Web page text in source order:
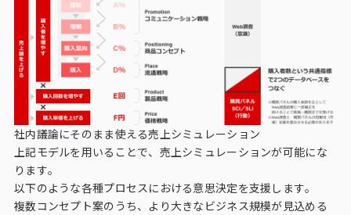
社内議論にそのまま使える売上シミュレーション
上記モデルを用いることで、売上シミュレーションが可能にな
ります。
以下のような各種プロセスにおける意思決定を支援します。
複数コンセプト案のうち、より大きなビジネス規模が見込める